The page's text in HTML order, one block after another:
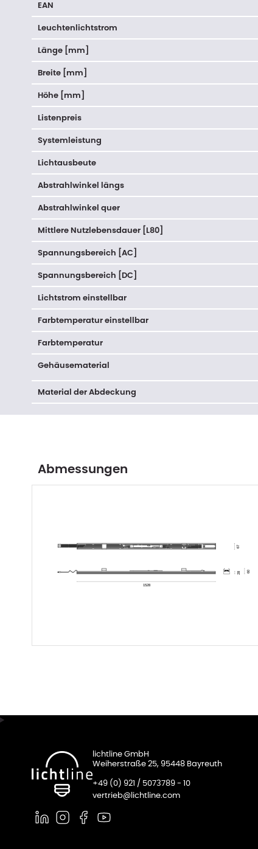
EAN
Leuchtenlichtstrom
Länge [mm]
Breite [mm]
Höhe [mm]
Listenpreis
Systemleistung
Lichtausbeute
Abstrahlwinkel längs
Abstrahlwinkel quer
Mittlere Nutzlebensdauer [L80]
Spannungsbereich [AC]
Spannungsbereich [DC]
Lichtstrom einstellbar
Farbtemperatur einstellbar
Farbtemperatur
Gehäusematerial
Material der Abdeckung
Abmessungen
lichtline GmbH
Weiherstraße 25, 95448 Bayreuth
+49 (0) 921 / 5073789 - 10
vertrieb@lichtline.com